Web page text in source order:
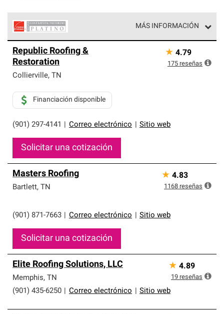
MÁS INFORMACIÓN
Corning constituyen el nivel superior de nuestra red
exclusiva y cumplen con estándares estrictos de
profesionalismo, confiabilidad y destreza incomparable.
sistemas de techos.
Republic Roofing &
Restoration
Collierville, TN
(901) 297-4141 Correo electrónico Sitio web
Financiación disponible
Solicitar una cotización
★ 4.79
175 reseñas
Masters Roofing
Bartlett, TN
(901) 871-7663 Correo electrónico Sitio web
Solicitar una cotización
★ 4.83
1168 reseñas
Elite Roofing Solutions, LLC
Memphis, TN
(901) 435-6250
Correo electrónico Sitio web
★ 4.89
19 reseñas